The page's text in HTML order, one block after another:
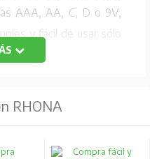
AAA, AA, C, D o 9V,
y fácil de usar sólo
cargando toda la
a cabo cuando sea
RHONA